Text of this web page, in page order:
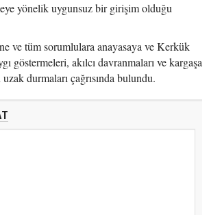
yönelik uygunsuz bir girişim olduğu
ve tüm sorumlulara anayasaya ve Kerkük
göstermeleri, akılcı davranmaları ve kargaşa
durmaları çağrısında bulundu.